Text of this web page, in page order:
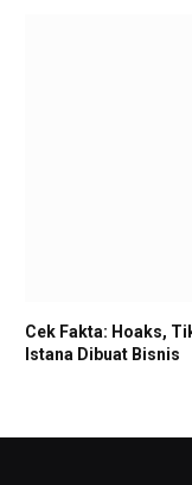
Cek Fakta: Hoaks,
Istana Dibuat Bisnis